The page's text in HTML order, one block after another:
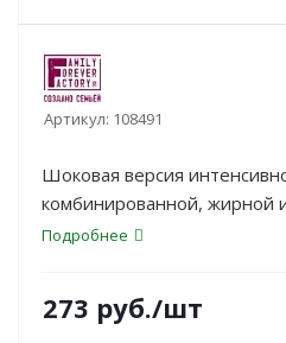
Артикул: 108491
Шоковая версия
комбинированной, жирной
Морская соль, сода и
Подробнее
273 руб./шт